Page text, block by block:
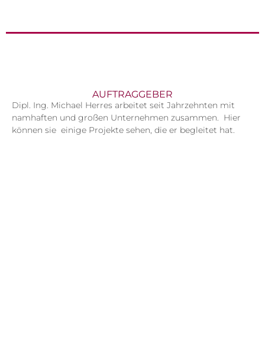
AUFTRAGGEBER
Dipl. Ing. Michael Herres arbeitet seit Jahrzehnten mit
namhaften und großen Unternehmen zusammen. Hier
können sie einige Projekte sehen, die er begleitet hat.